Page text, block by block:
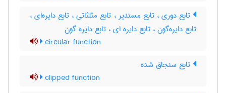
تابع دوری ، تابع مستدیر ، تابع مثلثاتی ، تابع دایره‌ای ،
تابع دایره‌گون ، تابع دایره ای ، تابع دایره گون
circular function
تابع سنجاق شده
clipped function